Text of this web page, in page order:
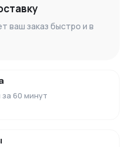
ваш заказ быстро и в
60 минут